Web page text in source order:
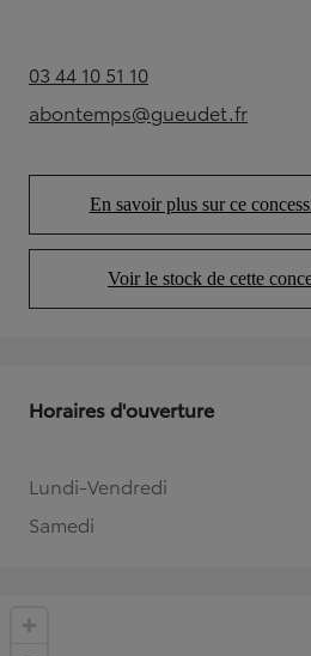
03 44 10 51 10(Opens in new tab)
abontemps@gueudet.fr
(Opens in new tab)
En savoir plus sur ce
(Opens in
Voir le stock de cette
(Opens in
Horaires d'ouverture
Lundi-Vendredi
Samedi